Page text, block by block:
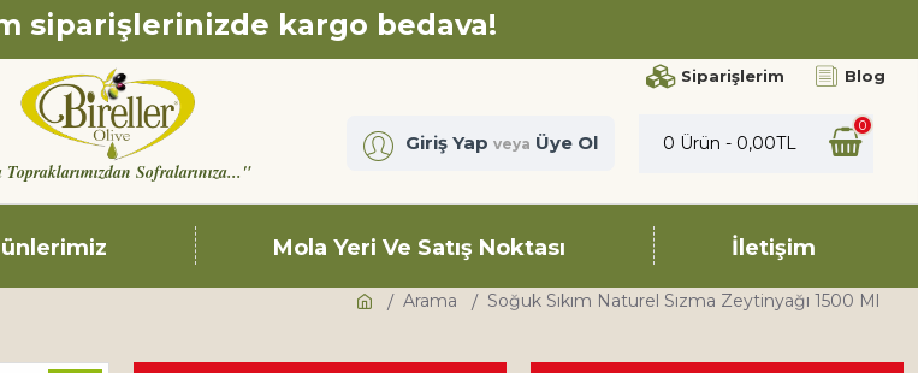
siparişlerinizde kargo bedava!
Siparişlerim Blog
Sofralarınıza..."
Giriş Yap veya Üye Ol 0 Ürün - 0,00TL
0
Mola Yeri Ve Satış Noktası İletişim
Arama Soğuk Sıkım Naturel Sızma Zeytinyağı 1500 Ml